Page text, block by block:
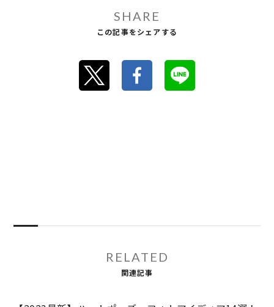
SHARE
この記事をシェアする
RELATED
関連記事